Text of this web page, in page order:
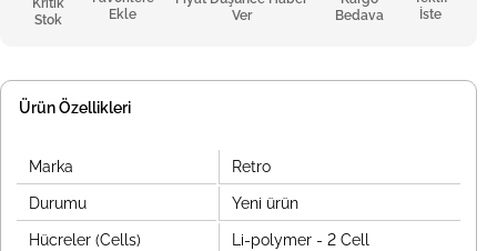
Kritik
Stok
Ekle
Ver
Bedava
İste
Ürün Özellikleri
Marka Retro
Durumu Yeni ürün
Hücreler (Cells) Li-polymer - 2 Cell